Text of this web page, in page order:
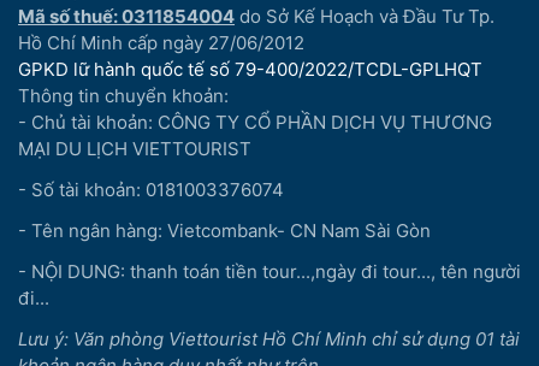
Mã số thuế: 0311854004 do Sở Kế Hoạch và Đầu Tư Tp.
Hồ Chí Minh cấp ngày 27/06/2012
GPKD lữ hành quốc tế số 79-400/2022/TCDL-GPLHQT
Thông tin chuyển khoản:
- Chủ tài khoản: CÔNG TY CỔ PHẦN DỊCH VỤ THƯƠNG
MẠI DU LỊCH VIETTOURIST
- Số tài khoản: 0181003376074
- Tên ngân hàng: Vietcombank- CN Nam Sài Gòn
- NỘI DUNG: thanh toán tiền tour...,ngày đi tour..., tên người
đi...
Lưu ý: Văn phòng Viettourist Hồ Chí Minh chỉ sử dụng 01 tài